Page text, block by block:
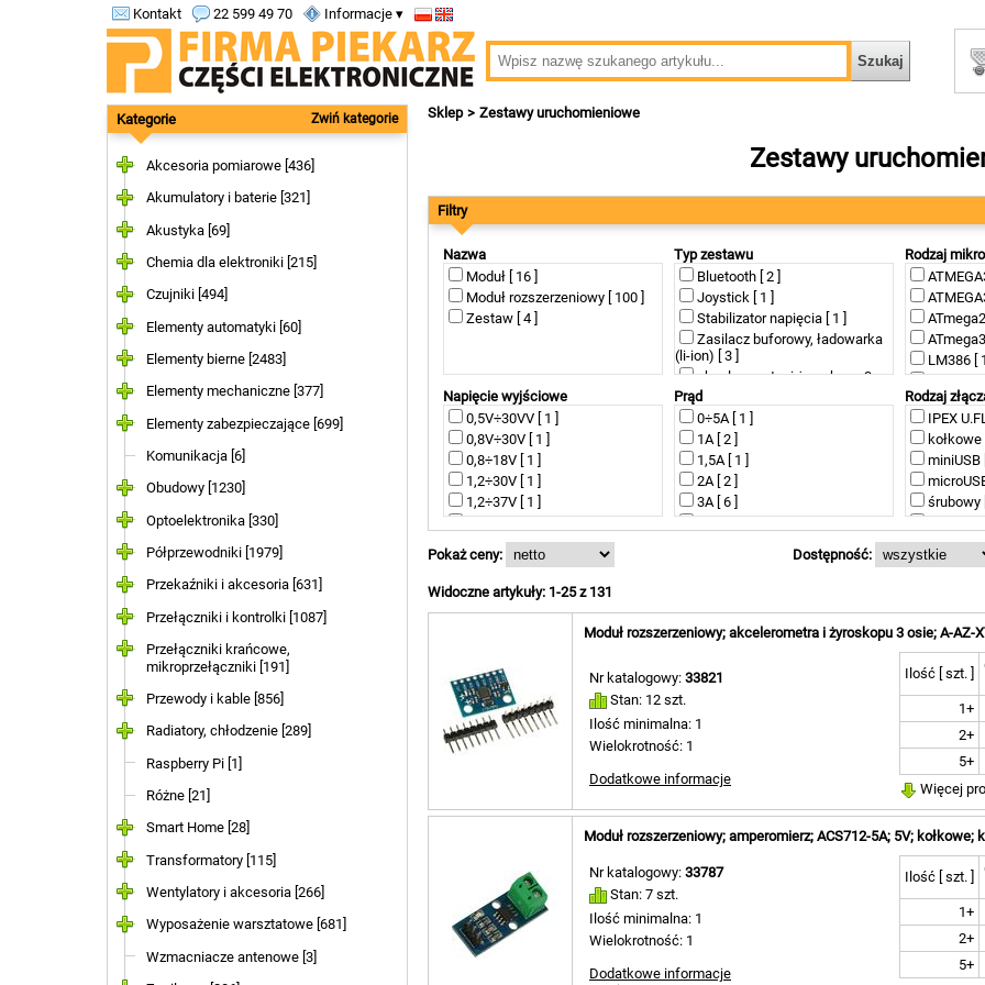
Kontakt 22 599 49 70 Informacje ▾
Kategorie Zwiń kategorie
Akcesoria pomiarowe [436]
Akumulatory i baterie [321]
Akustyka [69]
Chemia dla elektroniki [215]
Czujniki [494]
Elementy automatyki [60]
Elementy bierne [2483]
Elementy mechaniczne [377]
Elementy zabezpieczające [699]
Komunikacja [6]
Obudowy [1230]
Optoelektronika [330]
Półprzewodniki [1979]
Przekaźniki i akcesoria [631]
Przełączniki i kontrolki [1087]
Przełączniki krańcowe,
mikroprzełączniki [191]
Przewody i kable [856]
Radiatory, chłodzenie [289]
Raspberry Pi [1]
Różne [21]
Smart Home [28]
Transformatory [115]
Wentylatory i akcesoria [266]
Wyposażenie warsztatowe [681]
Wzmacniacze antenowe [3]
Sklep Zestawy uruchomieniowe
Zestawy
Filtry
Nazwa
Moduł [ 16 ]
Moduł rozszerzeniowy [ 100 ]
Zestaw [ 4 ]
Typ zestawu
Bluetooth [ 2 ]
Joystick [ 1 ]
Stabilizator napięcia [ 1 ]
Zasilacz buforowy, ładowarka
(li-ion) [ 3 ]
akcelerometra i żyroskopu 3
osie [ 1 ]
amperomierz [ 1 ]
antena [ 1 ]
czujnik CO [ 1 ]
czujnik Halla S49E [ 1 ]
czujnik alkoholu [ 1 ]
czujnik ciśnienia i temperatury
[ 1 ]
czujnik dymu i gazów
czujnik odległości [ 2 ]
czujnik ognia [ 1 ]
czujnik szczelinowy [ 2 ]
czujnik zmierzchowy [ 2 ]
ekspander [ 1 ]
konwerter [ 1 ]
koszyk baterii [ 1 ]
drzwi [ 1 ]
matryca LED [ 1 ]
multiplekser analogowy [ 1 ]
Rodzaj
LM386 [ 1
Renesas
M4 [ 1 ]
TDA7297
TM1637
nie
Napięcie wyjściowe
0,5V÷30VV [ 1 ]
0,8V÷30V [ 1 ]
0,8÷18V [ 1 ]
1,2÷30V [ 1 ]
1,2÷37V [ 1 ]
11,1V [ 1 ]
12V [ 1 ]
12÷32V [ 1 ]
4÷28V [ 1 ]
4÷30V [ 1 ]
4÷35V [ 1 ]
5V [ 6 ]
50÷230V [ 1 ]
5÷9V [ 1 ]
Prąd
0÷5A [ 1 ]
1A [ 2 ]
1,5A [ 1 ]
2A [ 2 ]
3A [ 6 ]
Rodzaj
IPEX
kołkowe
miniUSB [
microUSB
śrubowy [
USB B [
USB C [
nie
Pokaż ceny: Dostępność:
Widoczne artykuły: 1-25 z 131
Moduł rozszerzeniowy; akcelerometra i żyroskopu 3 osie; A-AZ-
Nr katalogowy: 33821
Stan: 12 szt.
Ilość minimalna: 1
Wielokrotność: 1
Dodatkowe informacje
Ilość [ szt. ]
1+
2+
5+
Więcej
Moduł rozszerzeniowy; amperomierz; ACS712-5A; 5V; kołkowe;
Nr katalogowy: 33787
Stan: 7 szt.
Ilość minimalna: 1
Wielokrotność: 1
Dodatkowe informacje
Ilość [ szt. ]
1+
2+
5+